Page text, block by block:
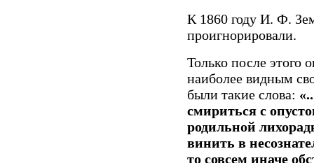
К 1860 году И. Ф.
проигнорировали.
Только после этого
наиболее видным
были такие слова:
смириться с
родильной
винить в
то совсем иначе